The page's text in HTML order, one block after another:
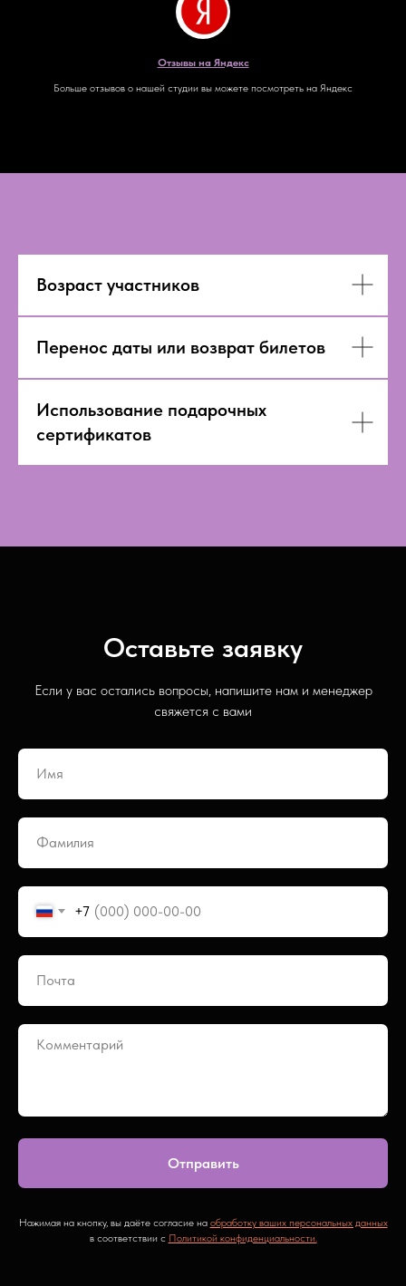
Отзывы на Яндекс
Больше отзывов о нашей студии вы можете посмотреть на Яндекс
Возраст участников
Перенос даты или возврат билетов
Использование подарочных
сертификатов
Оставьте заявку
Если у вас остались вопросы, напишите нам и менеджер
свяжется с вами
+7
Отправить
Нажимая на кнопку, вы даёте согласие на обработку ваших персональных данных
в соответствии с Политикой конфиденциальности.